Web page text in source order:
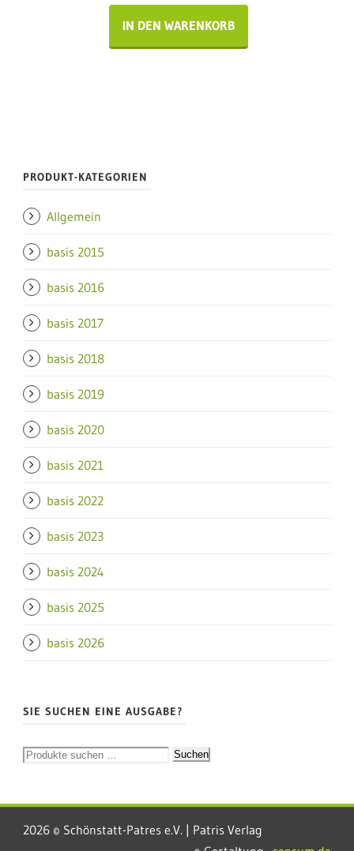
IN DEN WARENKORB
PRODUKT-KATEGORIEN
Allgemein
basis 2015
basis 2016
basis 2017
basis 2018
basis 2019
basis 2020
basis 2021
basis 2022
basis 2023
basis 2024
basis 2025
basis 2026
SIE SUCHEN EINE AUSGABE?
Suchen
2026 © Schönstatt-Patres e.V. | Patris Verlag